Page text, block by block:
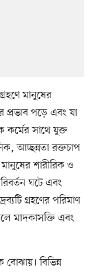
মানুষের
প্রভাব পড়ে এবং যা
কর্মের সাথে যুক্ত
আচ্ছন্নতা রক্তচাপ
শারীরিক ও
ঘটে এবং
গ্রহণের পরিমাণ
মাদকাসক্তি এবং
বিভিন্ন